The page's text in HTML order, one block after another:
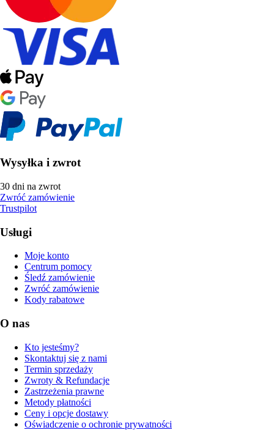
Wysyłka i zwrot
30 dni na zwrot
Zwróć zamówienie
Trustpilot
Usługi
Moje konto
Centrum pomocy
Śledź zamówienie
Zwróć zamówienie
Kody rabatowe
O nas
Kto jesteśmy?
Skontaktuj się z nami
Termin sprzedaży
Zwroty & Refundacje
Zastrzeżenia prawne
Metody płatności
Ceny i opcje dostawy
Oświadczenie o ochronie prywatności